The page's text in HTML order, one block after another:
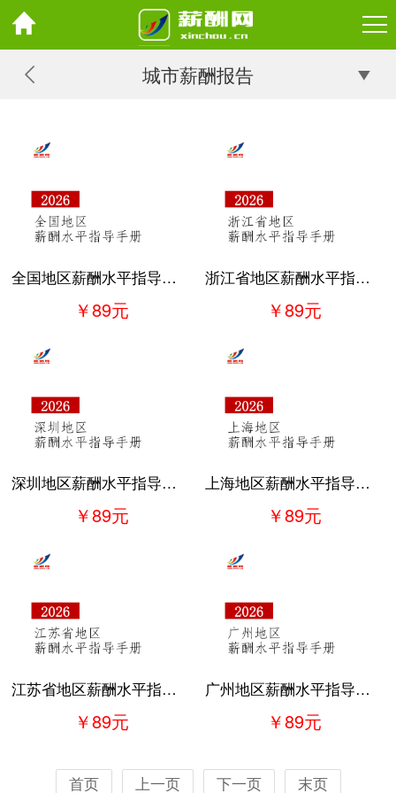
城市薪酬报告
全国地区薪酬水平指导手册
￥89元
浙江省地区薪酬水平指导手册
￥89元
深圳地区薪酬水平指导手册
￥89元
上海地区薪酬水平指导手册
￥89元
江苏省地区薪酬水平指导手册
￥89元
广州地区薪酬水平指导手册
￥89元
首页 上一页 下一页 末页